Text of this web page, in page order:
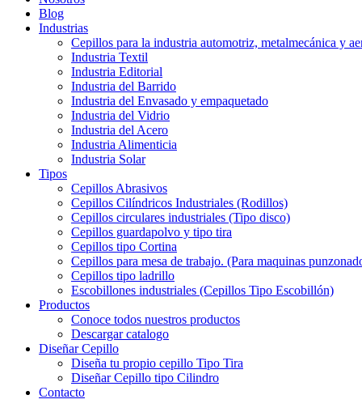
Blog
Industrias
Cepillos para la industria automotriz, metalmecánica y
Industria Textil
Industria Editorial
Industria del Barrido
Industria del Envasado y empaquetado
Industria del Vidrio
Industria del Acero
Industria Alimenticia
Industria Solar
Tipos
Cepillos Abrasivos
Cepillos Cilíndricos Industriales (Rodillos)
Cepillos circulares industriales (Tipo disco)
Cepillos guardapolvo y tipo tira
Cepillos tipo Cortina
Cepillos para mesa de trabajo. (Para maquinas
Cepillos tipo ladrillo
Escobillones industriales (Cepillos Tipo Escobillón)
Productos
Conoce todos nuestros productos
Descargar catalogo
Diseñar Cepillo
Diseña tu propio cepillo Tipo Tira
Diseñar Cepillo tipo Cilindro
Contacto